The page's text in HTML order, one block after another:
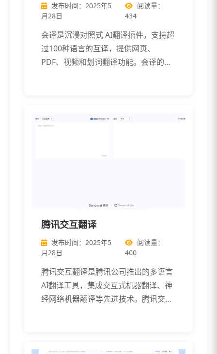
发布时间：2025年5
月28日
阅读量：
434
会译是沉浸对照式 AI翻译插件，支持超
过100种语言的互译，提供网页、
PDF、视频和划词翻译功能。会译的特
腾讯交互翻译
发布时间：2025年5
月28日
阅读量：
400
腾讯交互翻译是腾讯公司推出的多语言
AI翻译工具，集成交互式机器翻译、神
经网络机器翻译等先进技术。腾讯交互